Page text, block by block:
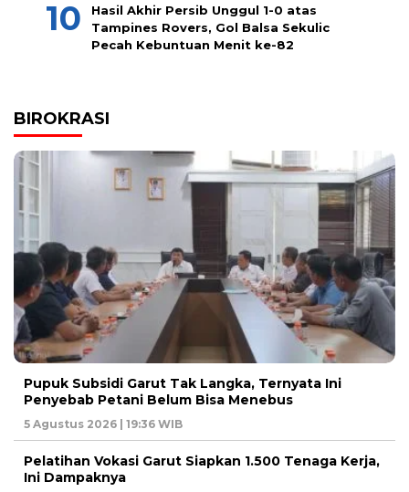
Hasil Akhir Persib Unggul 1-0 atas
Tampines Rovers, Gol Balsa Sekulic
Pecah Kebuntuan Menit ke-82
BIROKRASI
Pupuk Subsidi Garut Tak Langka, Ternyata Ini
Penyebab Petani Belum Bisa Menebus
5 Agustus 2026 | 19:36 WIB
Pelatihan Vokasi Garut Siapkan 1.500 Tenaga Kerja,
Ini Dampaknya